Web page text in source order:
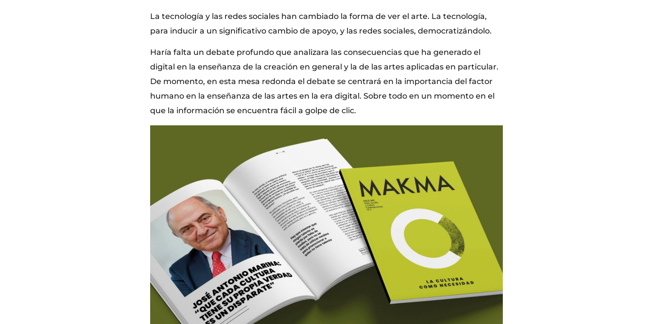
La tecnología y las redes sociales han cambiado la forma de ver el arte. La tecnología,
para inducir a un significativo cambio de apoyo, y las redes sociales, democratizándolo.
Haría falta un debate profundo que analizara las consecuencias que ha generado el
digital en la enseñanza de la creación en general y la de las artes aplicadas en particular.
De momento, en esta mesa redonda el debate se centrará en la importancia del factor
humano en la enseñanza de las artes en la era digital. Sobre todo en un momento en el
que la información se encuentra fácil a golpe de clic.